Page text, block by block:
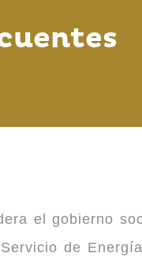
el gobierno
de